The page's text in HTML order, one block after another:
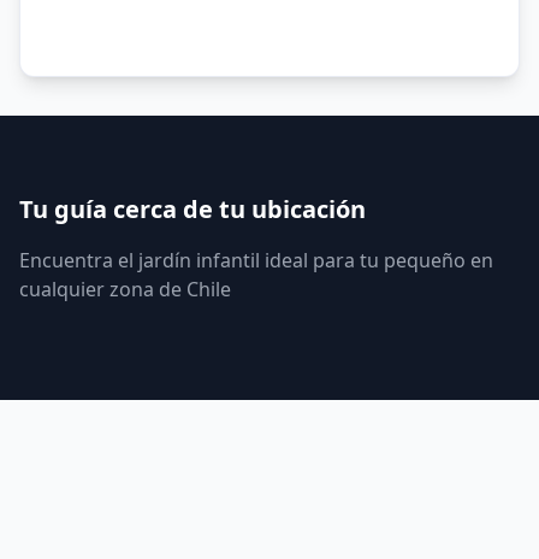
Tu guía cerca de tu ubicación
Encuentra el jardín infantil ideal para tu pequeño en
cualquier zona de Chile